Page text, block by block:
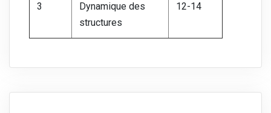
3
Dynamique des
structures
12-14